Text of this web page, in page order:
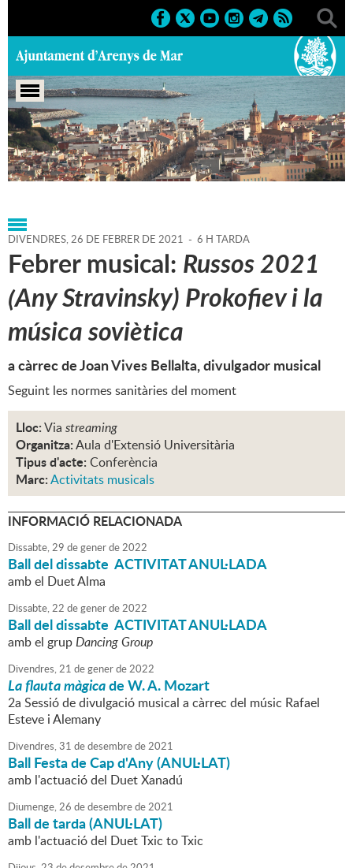
Portada > Agenda > 26-02-
2021 > Marcs > Culturals > 2021 > Activitats musicals
DIVENDRES,26 DE FEBRER DE 2021 - 6 H TARDA
Febrer musical: Russos 2021
(Any Stravinsky) Prokofiev i la
música soviètica
a càrrec de Joan Vives Bellalta, divulgador musical
Seguint les normes sanitàries del moment
Lloc:Via streaming
Organitza:Aula d'Extensió Universitària
Tipus d'acte: Conferència
Marc:Activitats musicals
INFORMACIÓ RELACIONADA
Dissabte,29 degenerde2022
Ball del dissabte ACTIVITAT ANUL·LADA
amb el Duet Alma
Dissabte,22 degenerde2022
Ball del dissabte ACTIVITAT ANUL·LADA
amb el grupDancing Group
Divendres,21 degenerde2022
La flauta màgicade W. A. Mozart
2a Sessió de divulgació musical a càrrec del músic Rafael
Esteve i Alemany
Divendres,31 dedesembrede2021
Ball Festa de Cap d'Any (ANUL·LAT)
amb l'actuació del Duet Xanadú
Diumenge,26 dedesembrede2021
Ball de tarda (ANUL·LAT)
amb l'actuació del Duet Txic to Txic